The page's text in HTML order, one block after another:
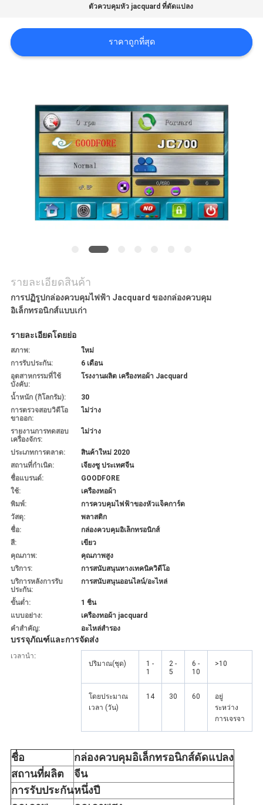
ขอ
เสนอ
แผนผัง
เว็บไซต์
ตัวควบคุมหัว jacquard ที่ดัดแปลง
ราคาถูกที่สุด
รายละเอียดสินค้า
การปฏิรูปกล่องควบคุมไฟฟ้า Jacquard ของกล่องควบคุม
อิเล็กทรอนิกส์แบบเก่า
รายละเอียดโดยย่อ
สภาพ:
ใหม่
การรับประกัน:
6 เดือน
อุตสาหกรรมที่ใช้
บังคับ:
โรงงานผลิต เครื่องทอผ้า Jacquard
น้ำหนัก (กิโลกรัม):
30
การตรวจสอบวิดีโอ
ขาออก:
ไม่ว่าง
รายงานการทดสอบ
เครื่องจักร:
ไม่ว่าง
ประเภทการตลาด:
สินค้าใหม่ 2020
สถานที่กำเนิด:
เจียงซู ประเทศจีน
ชื่อแบรนด์:
GOODFORE
ใช้:
เครื่องทอผ้า
พิมพ์:
การควบคุมไฟฟ้าของหัวแจ็คการ์ด
วัสดุ:
พลาสติก
ชื่อ:
กล่องควบคุมอิเล็กทรอนิกส์
สี:
เขียว
คุณภาพ:
คุณภาพสูง
บริการ:
การสนับสนุนทางเทคนิควิดีโอ
บริการหลังการรับ
ประกัน:
การสนับสนุนออนไลน์/อะไหล่
ขั้นต่ำ:
1 ชิ้น
แบบอย่าง:
เครื่องทอผ้า jacquard
คำสำคัญ:
อะไหล่สำรอง
บรรจุภัณฑ์และการจัดส่ง
เวลานำ:
ปริมาณ(ชุด)
1 -
1
2 -
5
6 -
10
>10
โดยประมาณ
เวลา (วัน)
14 30 60
อยู่
ระหว่าง
การเจรจา
ชื่อ
กล่องควบคุมอิเล็กทรอนิกส์ดัดแปลง
สถานที่ผลิต
จีน
การรับประกันหนึ่งปี